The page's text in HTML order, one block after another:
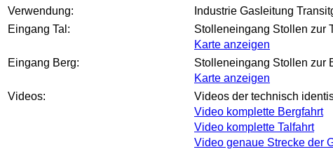
Verwendung:
Industrie Gasleitung
Eingang Tal:
Stolleneingang Stollen zur
Karte anzeigen
Eingang Berg:
Stolleneingang Stollen zur
Karte anzeigen
Videos:
Videos der technisch
Video komplette Bergfahrt
Video komplette Talfahrt
Video genaue Strecke der